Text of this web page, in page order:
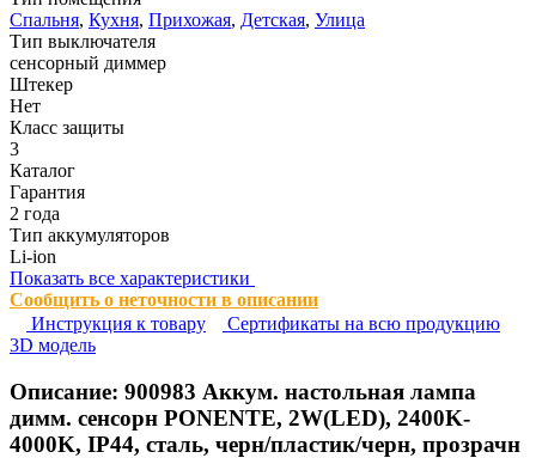
Спальня, Кухня, Прихожая, Детская, Улица
Тип выключателя
сенсорный диммер
Штекер
Нет
Класс защиты
3
Каталог
Гарантия
2 года
Тип аккумуляторов
Li-ion
Показать все характеристики
Сообщить о неточности в описании
Инструкция к товару
Сертификаты на всю продукцию
3D модель
Описание: 900983 Аккум. настольная лампа
димм. сенсорн PONENTE, 2W(LED), 2400K-
4000K, IP44, сталь, черн/пластик/черн, прозрачн